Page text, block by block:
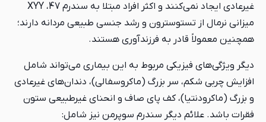
غیرعادی ایجاد نمی‌کنند و اکثر افراد مبتلا به سندرم 47، XYY
میزانی نرمال از تستوسترون و رشد جنسی طبیعی مردانه دارند؛
همچنین معمولاً قادر به فرزندآوری هستند.
دیگر ویژگی‌های فیزیکی مربوط به این بیماری می‌تواند شامل
افزایش چربی شکم، سر بزرگ (ماکروسفالی)، دندان‌های غیرعادی
و بزرگ (ماکرودنتیا)، کف پای صاف و انحنای غیرطبیعی ستون
فقرات باشد. علائم دیگر سندرم سوپرمن نیز شامل: